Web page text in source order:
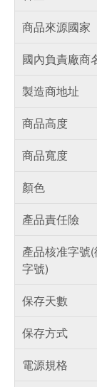
商品來源國家
國內負責廠商
製造商地址
商品高度
商品寬度
顏色
產品責任險
產品核准字號
字號)
保存天數
保存方式
電源規格